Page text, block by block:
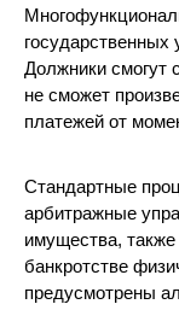
Должники смогут
не сможет
платежей от
Стандартные
арбитражные
имущества, также
банкротстве
предусмотрены